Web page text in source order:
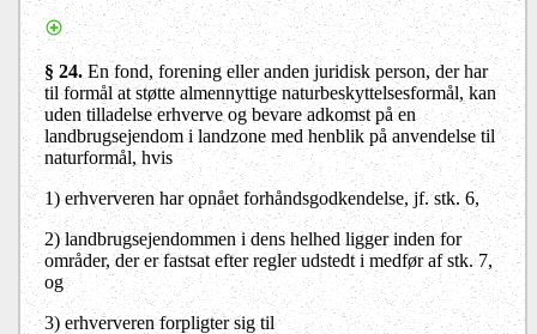
§ 24. En fond, forening eller anden juridisk person, der har
til formål at støtte almennyttige naturbeskyttelsesformål, kan
uden tilladelse erhverve og bevare adkomst på en
landbrugsejendom i landzone med henblik på anvendelse til
naturformål, hvis
1)erhververen har opnået forhåndsgodkendelse, jf. stk. 6,
2)landbrugsejendommen i dens helhed ligger inden for
områder, der er fastsat efter regler udstedt i medfør af stk. 7,
og
3) erhververen forpligter sig til